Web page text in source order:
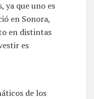
ya que uno es
en Sonora,
en distintas
es
de los